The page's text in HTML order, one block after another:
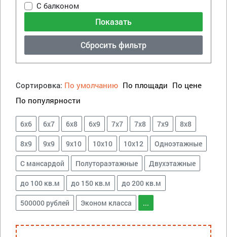
С балконом
Сбросить фильтр
Сортировка: По умолчанию По площади По цене
По популярности
6х6 6х7 6х8 6х9 7х7 7х8 7х9 8х8
8х9 9х9 9х10 10х10 10х12 Одноэтажные
С мансардой Полутораэтажные Двухэтажные
до 100 кв.м до 150 кв.м до 200 кв.м
500000 рублей Эконом класса ...